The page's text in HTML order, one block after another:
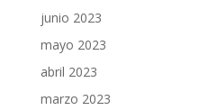
junio 2023
mayo 2023
abril 2023
marzo 2023